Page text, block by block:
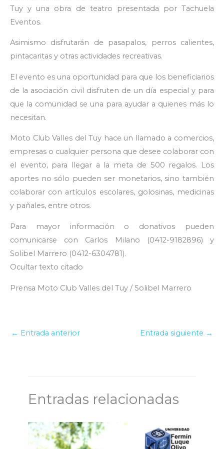
Tuy y una obra de teatro presentada por Tachuela
Eventos.
Asimismo disfrutarán de pasapalos, perros calientes,
pintacaritas y otras actividades recreativas.
El evento es una oportunidad para que los beneficiarios
de la asociación civil disfruten de un día especial y para
que la comunidad se una para ayudar a quienes más lo
necesitan.
Moto Club Valles del Tuy hace un llamado a comercios,
empresas o cualquier persona que desee colaborar con
el evento, para llegar a la meta de 500 regalos. Los
aportes no sólo pueden ser monetarios, sino también
colaborar con artículos escolares, golosinas, medicinas
y pañales, entre otros.
Para mayor información o donativos pueden
comunicarse con Carlos Milano (0412-9182896) y
Solibel Marrero (0412-6304781).
Ocultar texto citado
Prensa Moto Club Valles del Tuy / Solibel Marrero
← Entrada anterior Entrada siguiente →
Entradas relacionadas